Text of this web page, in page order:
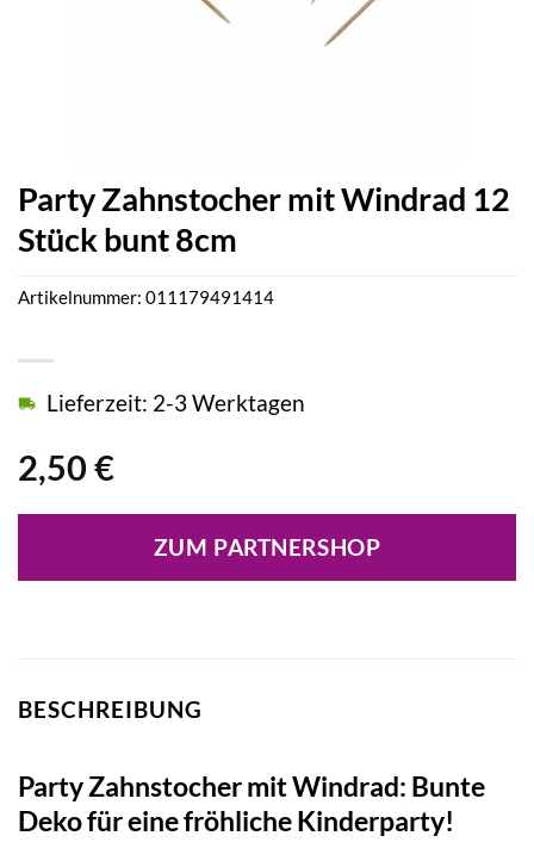
Party Zahnstocher mit Windrad 12
Stück bunt 8cm
2,50 €
Lieferzeit: 2-3 Werktagen
ZUM PARTNERSHOP
Artikelnummer: 011179491414
BESCHREIBUNG
Party Zahnstocher mit Windrad: Bunte
Deko für eine fröhliche Kinderparty!